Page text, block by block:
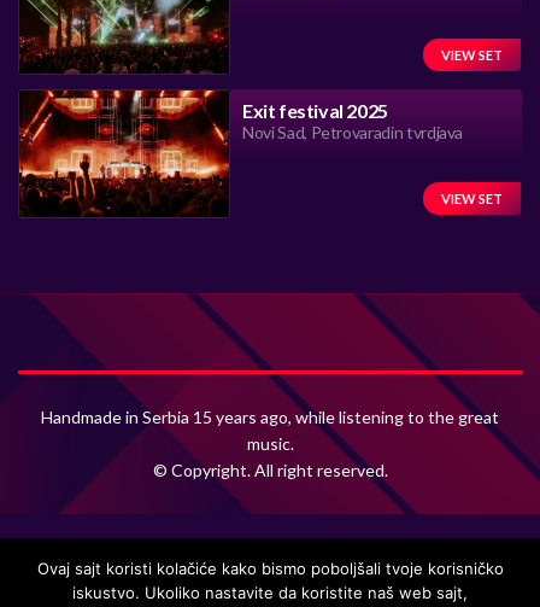
VIEW SET
Exit festival 2025
Novi Sad, Petrovaradin tvrdjava
VIEW SET
Handmade in Serbia 15 years ago, while listening to the great
music.
© Copyright. All right reserved.
Ovaj sajt koristi kolačiće kako bismo poboljšali tvoje korisničko
iskustvo. Ukoliko nastavite da koristite naš web sajt,